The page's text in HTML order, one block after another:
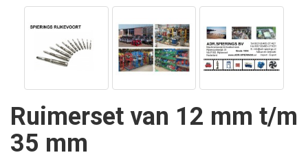
Ruimerset van 12 mm t/m
35 mm